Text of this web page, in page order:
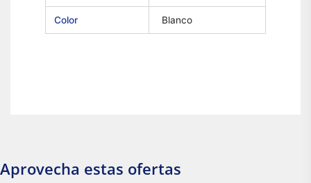
Color Blanco
Aprovecha estas ofertas